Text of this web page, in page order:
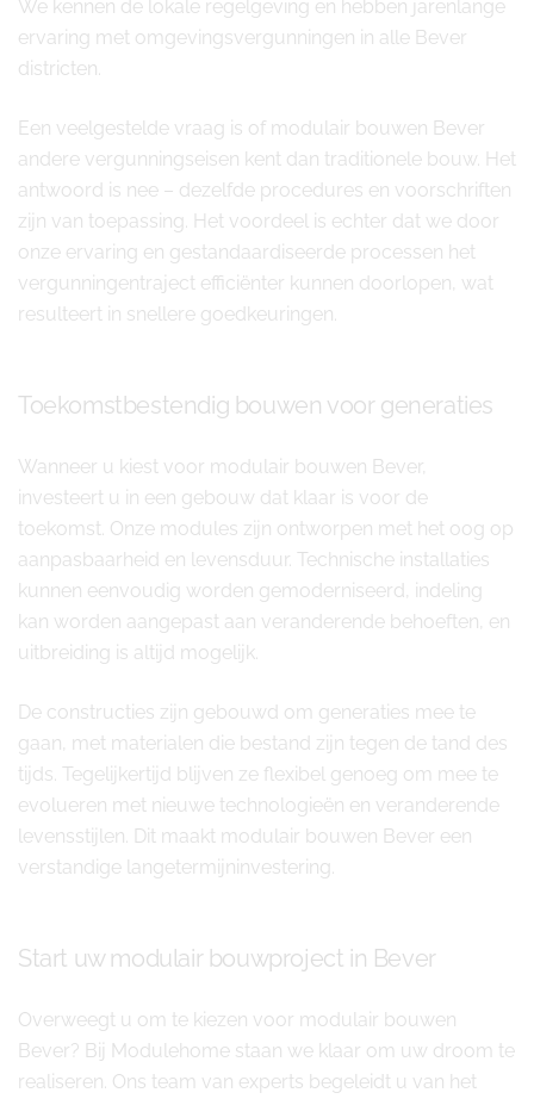
We kennen de lokale regelgeving en hebben jarenlange
ervaring met omgevingsvergunningen in alle Bever
districten.
Een veelgestelde vraag is of modulair bouwen Bever
andere vergunningseisen kent dan traditionele bouw. Het
antwoord is nee – dezelfde procedures en voorschriften
zijn van toepassing. Het voordeel is echter dat we door
onze ervaring en gestandaardiseerde processen het
vergunningentraject efficiënter kunnen doorlopen, wat
resulteert in snellere goedkeuringen.
Toekomstbestendig bouwen voor generaties
Wanneer u kiest voor modulair bouwen Bever,
investeert u in een gebouw dat klaar is voor de
toekomst. Onze modules zijn ontworpen met het oog op
aanpasbaarheid en levensduur. Technische installaties
kunnen eenvoudig worden gemoderniseerd, indeling
kan worden aangepast aan veranderende behoeften, en
uitbreiding is altijd mogelijk.
De constructies zijn gebouwd om generaties mee te
gaan, met materialen die bestand zijn tegen de tand des
tijds. Tegelijkertijd blijven ze flexibel genoeg om mee te
evolueren met nieuwe technologieën en veranderende
levensstijlen. Dit maakt modulair bouwen Bever een
verstandige langetermijninvestering.
Start uw modulair bouwproject in Bever
Overweegt u om te kiezen voor modulair bouwen
Bever? Bij Modulehome staan we klaar om uw droom te
realiseren. Ons team van experts begeleidt u van het